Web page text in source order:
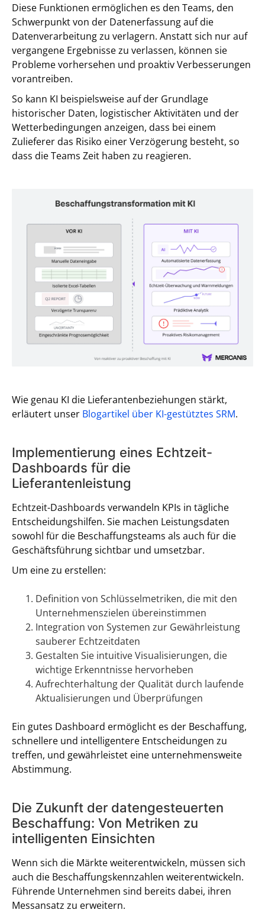
Diese Funktionen ermöglichen es den Teams, den
Schwerpunkt von der Datenerfassung auf die
Datenverarbeitung zu verlagern. Anstatt sich nur auf
vergangene Ergebnisse zu verlassen, können sie
Probleme vorhersehen und proaktiv Verbesserungen
vorantreiben.
So kann KI beispielsweise auf der Grundlage
historischer Daten, logistischer Aktivitäten und der
Wetterbedingungen anzeigen, dass bei einem
Zulieferer das Risiko einer Verzögerung besteht, so
dass die Teams Zeit haben zu reagieren.
Wie genau KI die Lieferantenbeziehungen stärkt,
erläutert unser Blogartikel über KI-gestütztes SRM.
Implementierung eines Echtzeit-
Dashboards für die
Lieferantenleistung
Echtzeit-Dashboards verwandeln KPIs in tägliche
Entscheidungshilfen. Sie machen Leistungsdaten
sowohl für die Beschaffungsteams als auch für die
Geschäftsführung sichtbar und umsetzbar.
Um eine zu erstellen:
Definition von Schlüsselmetriken, die mit den
Unternehmenszielen übereinstimmen
Integration von Systemen zur Gewährleistung
sauberer Echtzeitdaten
Gestalten Sie intuitive Visualisierungen, die
wichtige Erkenntnisse hervorheben
Aufrechterhaltung der Qualität durch laufende
Aktualisierungen und Überprüfungen
Ein gutes Dashboard ermöglicht es der Beschaffung,
schnellere und intelligentere Entscheidungen zu
treffen, und gewährleistet eine unternehmensweite
Abstimmung.
Die Zukunft der datengesteuerten
Beschaffung: Von Metriken zu
intelligenten Einsichten
Wenn sich die Märkte weiterentwickeln, müssen sich
auch die Beschaffungskennzahlen weiterentwickeln.
Führende Unternehmen sind bereits dabei, ihren
Messansatz zu erweitern.